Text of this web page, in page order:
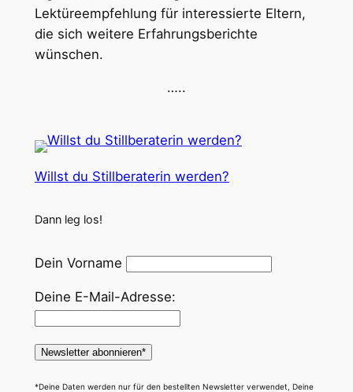
Lektüreempfehlung für interessierte Eltern,
die sich weitere Erfahrungsberichte
wünschen.
…..
Willst du Stillberaterin werden?
Dann leg los!
Dein Vorname
Deine E-Mail-Adresse:
*Deine Daten werden nur für den bestellten Newsletter verwendet, Deine